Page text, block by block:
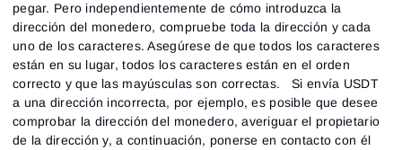
pegar. Pero independientemente de cómo introduzca la
dirección del monedero, compruebe toda la dirección y cada
uno de los caracteres. Asegúrese de que todos los caracteres
están en su lugar, todos los caracteres están en el orden
correcto y que las mayúsculas son correctas. Si envía USDT
a una dirección incorrecta, por ejemplo, es posible que desee
comprobar la dirección del monedero, averiguar el propietario
de la dirección y, a continuación, ponerse en contacto con él